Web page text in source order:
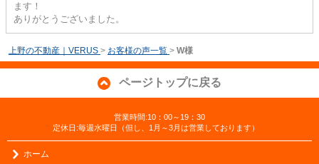
ます！
ありがとうございました。
上野の不動産｜VERUS > お客様の声一覧 > W様
ページトップに戻る
営業時間:10：00～19：30
定休日:毎週水曜日（但し、1月～3月は営業しております）
ホーム